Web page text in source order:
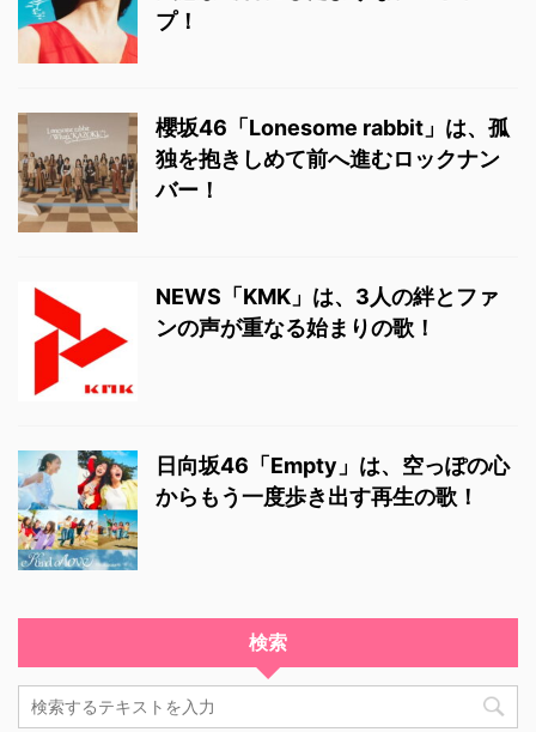
プ！
櫻坂46「Lonesome rabbit」は、孤
独を抱きしめて前へ進むロックナン
バー！
NEWS「KMK」は、3人の絆とファ
ンの声が重なる始まりの歌！
日向坂46「Empty」は、空っぽの心
からもう一度歩き出す再生の歌！
検索